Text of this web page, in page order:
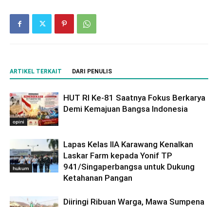
ARTIKEL TERKAIT DARI PENULIS
opini
HUT RI Ke-81 Saatnya Fokus Berkarya
Demi Kemajuan Bangsa Indonesia
hukum
Lapas Kelas IIA Karawang Kenalkan
Laskar Farm kepada Yonif TP
941/Singaperbangsa untuk Dukung
Ketahanan Pangan
Diiringi Ribuan Warga, Mawa Sumpena